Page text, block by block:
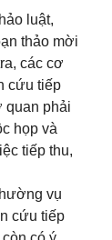
luật,
thảo mời
các cơ
cứu tiếp
quan phải
họp và
tiếp thu,
vụ
cứu tiếp